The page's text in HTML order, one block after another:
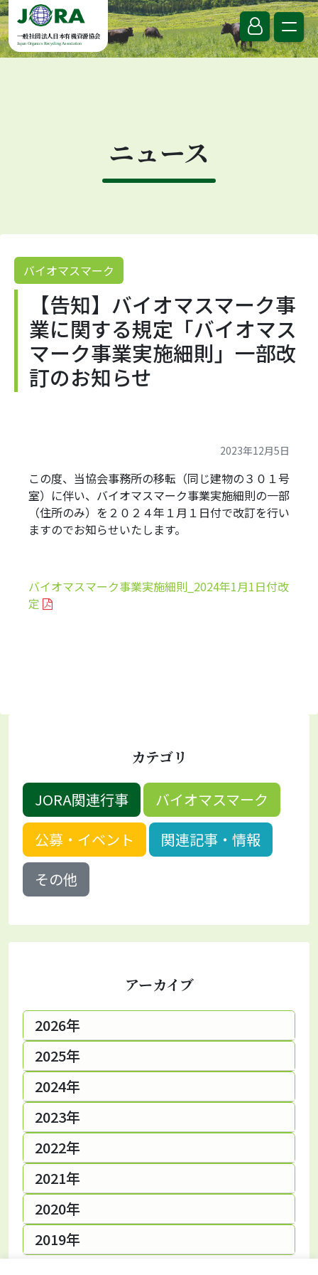
Skip to content
一般社団法人日本有機資源協会
Japan Organics Recycling Association
ニュース
バイオマスマーク
【告知】バイオマスマーク事
業に関する規定「バイオマス
マーク事業実施細則」一部改
訂のお知らせ
2023年12月5日
この度、当協会事務所の移転（同じ建物の３０１号
室）に伴い、バイオマスマーク事業実施細則の一部
（住所のみ）を２０２４年１月１日付で改訂を行い
ますのでお知らせいたします。
バイオマスマーク事業実施細則_2024年1月1日付改
定
カテゴリ
JORA関連行事
バイオマスマーク
公募・イベント
関連記事・情報
その他
アーカイブ
2026年
2025年
2024年
2023年
2022年
2021年
2020年
2019年